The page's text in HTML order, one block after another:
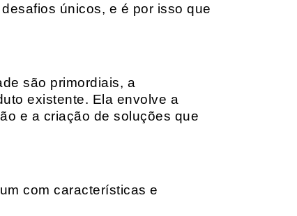
únicos, e é por isso que
são primordiais, a
existente. Ela envolve a
e a criação de soluções que
com características e